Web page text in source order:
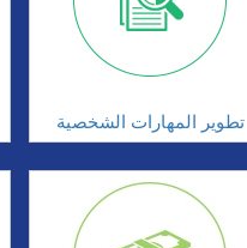
تطوير المهارات الشخصية